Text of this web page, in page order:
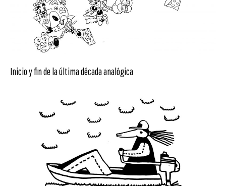
Inicio y fin de la última década analógica